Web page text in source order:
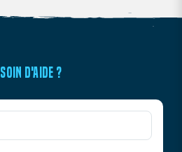
D'AIDE ?